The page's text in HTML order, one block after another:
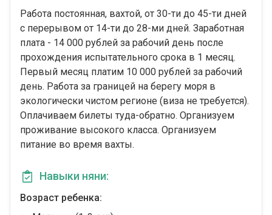
Работа постоянная, вахтой, от 30-ти до 45-ти дней
с перерывом от 14-ти до 28-ми дней. Заработная
плата - 14 000 рублей за рабочий день после
прохождения испытательного срока в 1 месяц.
Первый месяц платим 10 000 рублей за рабочий
день. Работа за границей на берегу моря в
экологически чистом регионе (виза не требуется).
Оплачиваем билеты туда-обратно. Организуем
проживание высокого класса. Организуем
питание во время вахты.
Навыки няни:
Возраст ребенка: